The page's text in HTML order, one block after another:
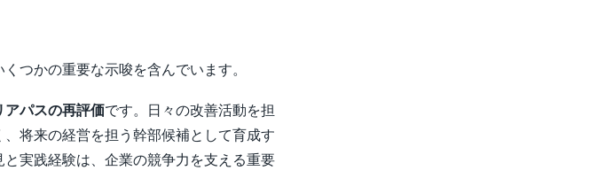
つかの重要な示唆を含んでいます。
パスの再評価です。日々の改善活動を担
将来の経営を担う幹部候補として育成す
実践経験は、企業の競争力を支える重要